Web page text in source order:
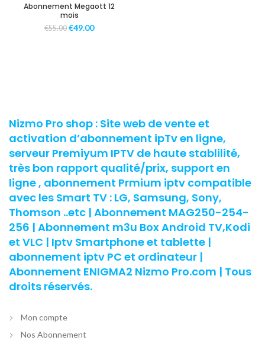
Abonnement Megaott 12
mois
€55.00 €49.00
Nizmo Pro shop : Site web de vente et
activation d’abonnement ipTv en ligne,
serveur Premiyum IPTV de haute stablilité,
très bon rapport qualité/prix, support en
ligne , abonnement Prmium iptv compatible
avec les Smart TV : LG, Samsung, Sony,
Thomson ..etc | Abonnement MAG250-254-
256 | Abonnement m3u Box Android TV,Kodi
et VLC | Iptv Smartphone et tablette |
abonnement iptv PC et ordinateur |
Abonnement ENIGMA2 Nizmo Pro.com | Tous
droits réservés.
Mon compte
Nos Abonnement